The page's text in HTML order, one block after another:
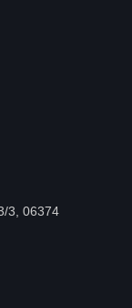
3, 06374